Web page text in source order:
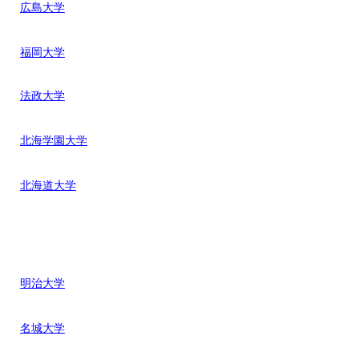
広島大学
福岡大学
法政大学
北海学園大学
北海道大学
明治大学
名城大学